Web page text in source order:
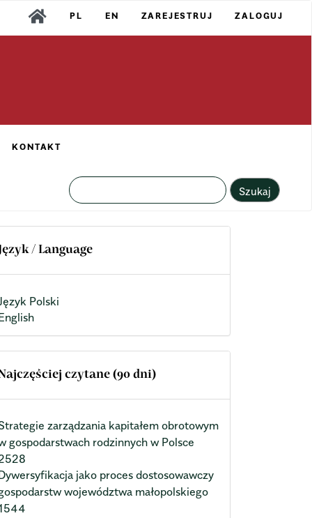
PL EN ZAREJESTRUJ ZALOGUJ
KONTAKT
Szukaj
Język / Language
Polski
czytane (90 dni)
zarządzania kapitałem obrotowym
gospodarstwach rodzinnych w Polsce
jako proces dostosowawczy
województwa małopolskiego